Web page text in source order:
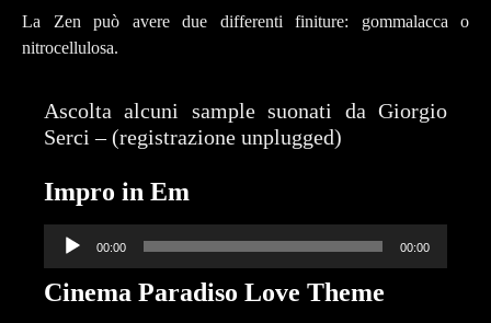
La Zen può avere due differenti finiture: gommalacca o
nitrocellulosa.
Ascolta alcuni sample suonati da Giorgio
Serci – (registrazione unplugged)
Impro in Em
Audio
Player
00:00 00:00
Cinema Paradiso Love Theme